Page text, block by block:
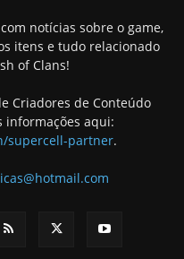
notícias sobre o game,
itens e tudo relacionado
of Clans!
Criadores de Conteúdo
informações aqui:
supercell-partner.